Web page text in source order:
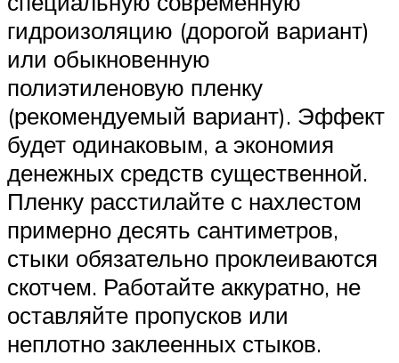
гидроизоляцию (дорогой вариант)
или обыкновенную
полиэтиленовую пленку
(рекомендуемый вариант). Эффект
будет одинаковым, а экономия
денежных средств существенной.
Пленку расстилайте с нахлестом
примерно десять сантиметров,
стыки обязательно проклеиваются
скотчем. Работайте аккуратно, не
оставляйте пропусков или
неплотно заклеенных стыков.